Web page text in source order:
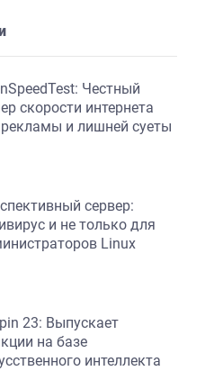
Честный
скорости интернета
рекламы и лишней суеты
сервер:
и не только для
Linux
23: Выпускает
на базе
интеллекта